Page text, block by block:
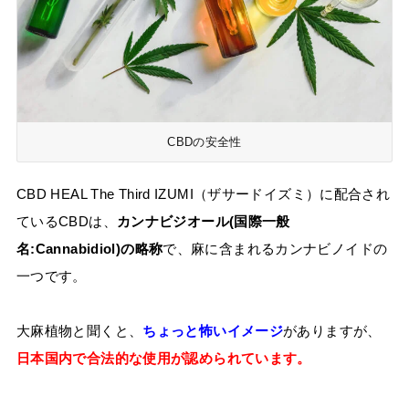
CBDの安全性
CBD HEAL The Third IZUMI（ザサードイズミ）に配合され
ているCBDは、
カンナビジオール(国際一般
名:Cannabidiol)の略称で、麻に含まれるカンナビノイドの
一つです。
大麻植物と聞くと、 ちょっと怖いイメージがありますが、
日本国内で合法的な使用が認められています。